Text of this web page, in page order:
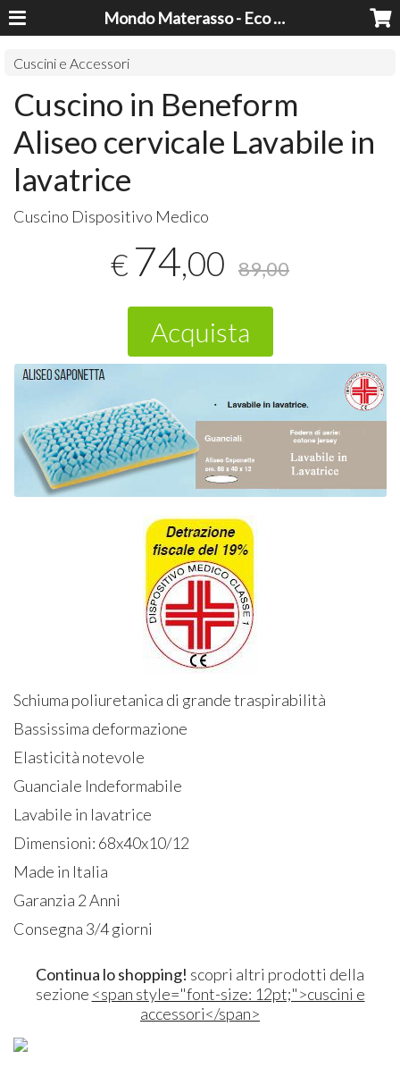
Mondo Materasso - Eco Dreams srl
Cuscini e Accessori
Cuscino in Beneform
Aliseo cervicale Lavabile in
lavatrice
Cuscino Dispositivo Medico
€ 74,00 89,00
Acquista
Schiuma poliuretanica di grande traspirabilità
Bassissima deformazione
Elasticità notevole
Guanciale Indeformabile
Lavabile in lavatrice
Dimensioni: 68x40x10/12
Made in Italia
Garanzia 2 Anni
Consegna 3/4 giorni
Continua lo shopping! scopri altri prodotti della
sezione <span style="font-size: 12pt;">cuscini e
accessori</span>